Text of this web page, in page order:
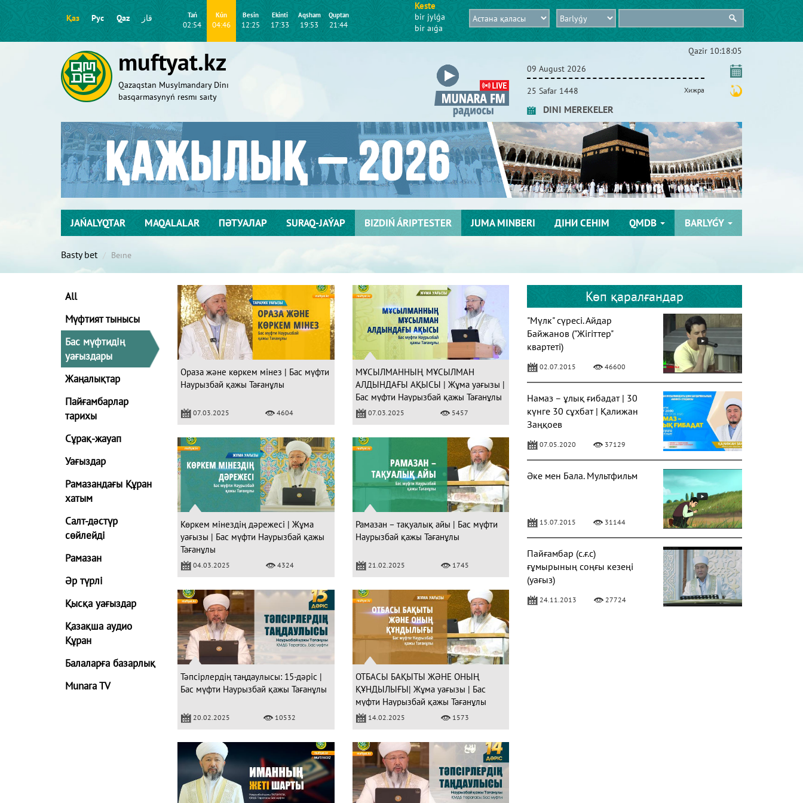
Қаз Рус Qaz قاز Tań
02:54
Kún
04:46
Besіn
12:25
Ekіntі
17:33
Aqsham
19:53
Quptan
21:44
Keste
bіr jylǵa
bіr aıǵa
muftyat.kz
Qazaqstan Musylmandary Dіnı
basqarmasynyń resmı saıty
Qazіr 10:18:06
09 August 2026
25 Safar 1448 Хижра
DINI MEREKELER
JAŃALYQTAR MAQALALAR ПӘТУАЛАР SURAQ-JAÝAP BІZDІŃ ÁRІPTESTER JUMA MІNBERІ ДІНИ СЕНІМ QMDB BARLYǴY
Basty bet Beıne
All
Мүфтият тынысы
Бас мүфтидің
уағыздары
Жаңалықтар
Пайғамбарлар
тарихы
Сұрақ-жауап
Уағыздар
Рамазандағы Құран
хатым
Салт-дәстүр
сөйлейді
Рамазан
Әр түрлі
Қысқа уағыздар
Қазақша аудио
Құран
Балаларға базарлық
Munara TV
Ораза және көркем мінез | Бас мүфти
Наурызбай қажы Тағанұлы
07.03.2025 4604
МҰСЫЛМАННЫҢ МҰСЫЛМАН
АЛДЫНДАҒЫ АҚЫСЫ | Жұма уағызы |
Бас мүфти Наурызбай қажы Тағанұлы
07.03.2025 5457
Көркем мінездің дәрежесі | Жұма
уағызы | Бас мүфти Наурызбай қажы
Тағанұлы
04.03.2025 4324
Рамазан – тақуалық айы | Бас мүфти
Наурызбай қажы Тағанұлы
21.02.2025 1745
Тәпсірлердің таңдаулысы: 15-дәріс |
Бас мүфти Наурызбай қажы Тағанұлы
20.02.2025 10532
ОТБАСЫ БАҚЫТЫ ЖӘНЕ ОНЫҢ
ҚҰНДЫЛЫҒЫ| Жұма уағызы | Бас
мүфти Наурызбай қажы Тағанұлы
14.02.2025 1573
Көп қаралғандар
"Мүлк" сүресі. Айдар
Байжанов ("Жігіттер"
квартеті)
02.07.2015 46600
Намаз – ұлық ғибадат | 30
күнге 30 сұхбат | Қалижан
Заңқоев
07.05.2020 37129
Әке мен Бала. Мультфильм
15.07.2015 31144
Пайғамбар (с.ғ.с)
ғұмырының соңғы кезеңі
(уағыз)
24.11.2013 27724